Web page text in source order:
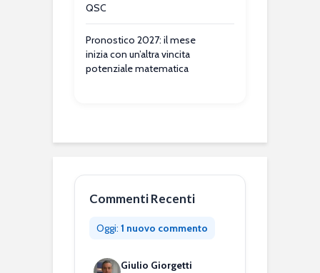
QSC
Pronostico 2027: il mese
inizia con un’altra vincita
potenziale matematica
Commenti Recenti
Oggi: 1 nuovo commento
Giulio Giorgetti